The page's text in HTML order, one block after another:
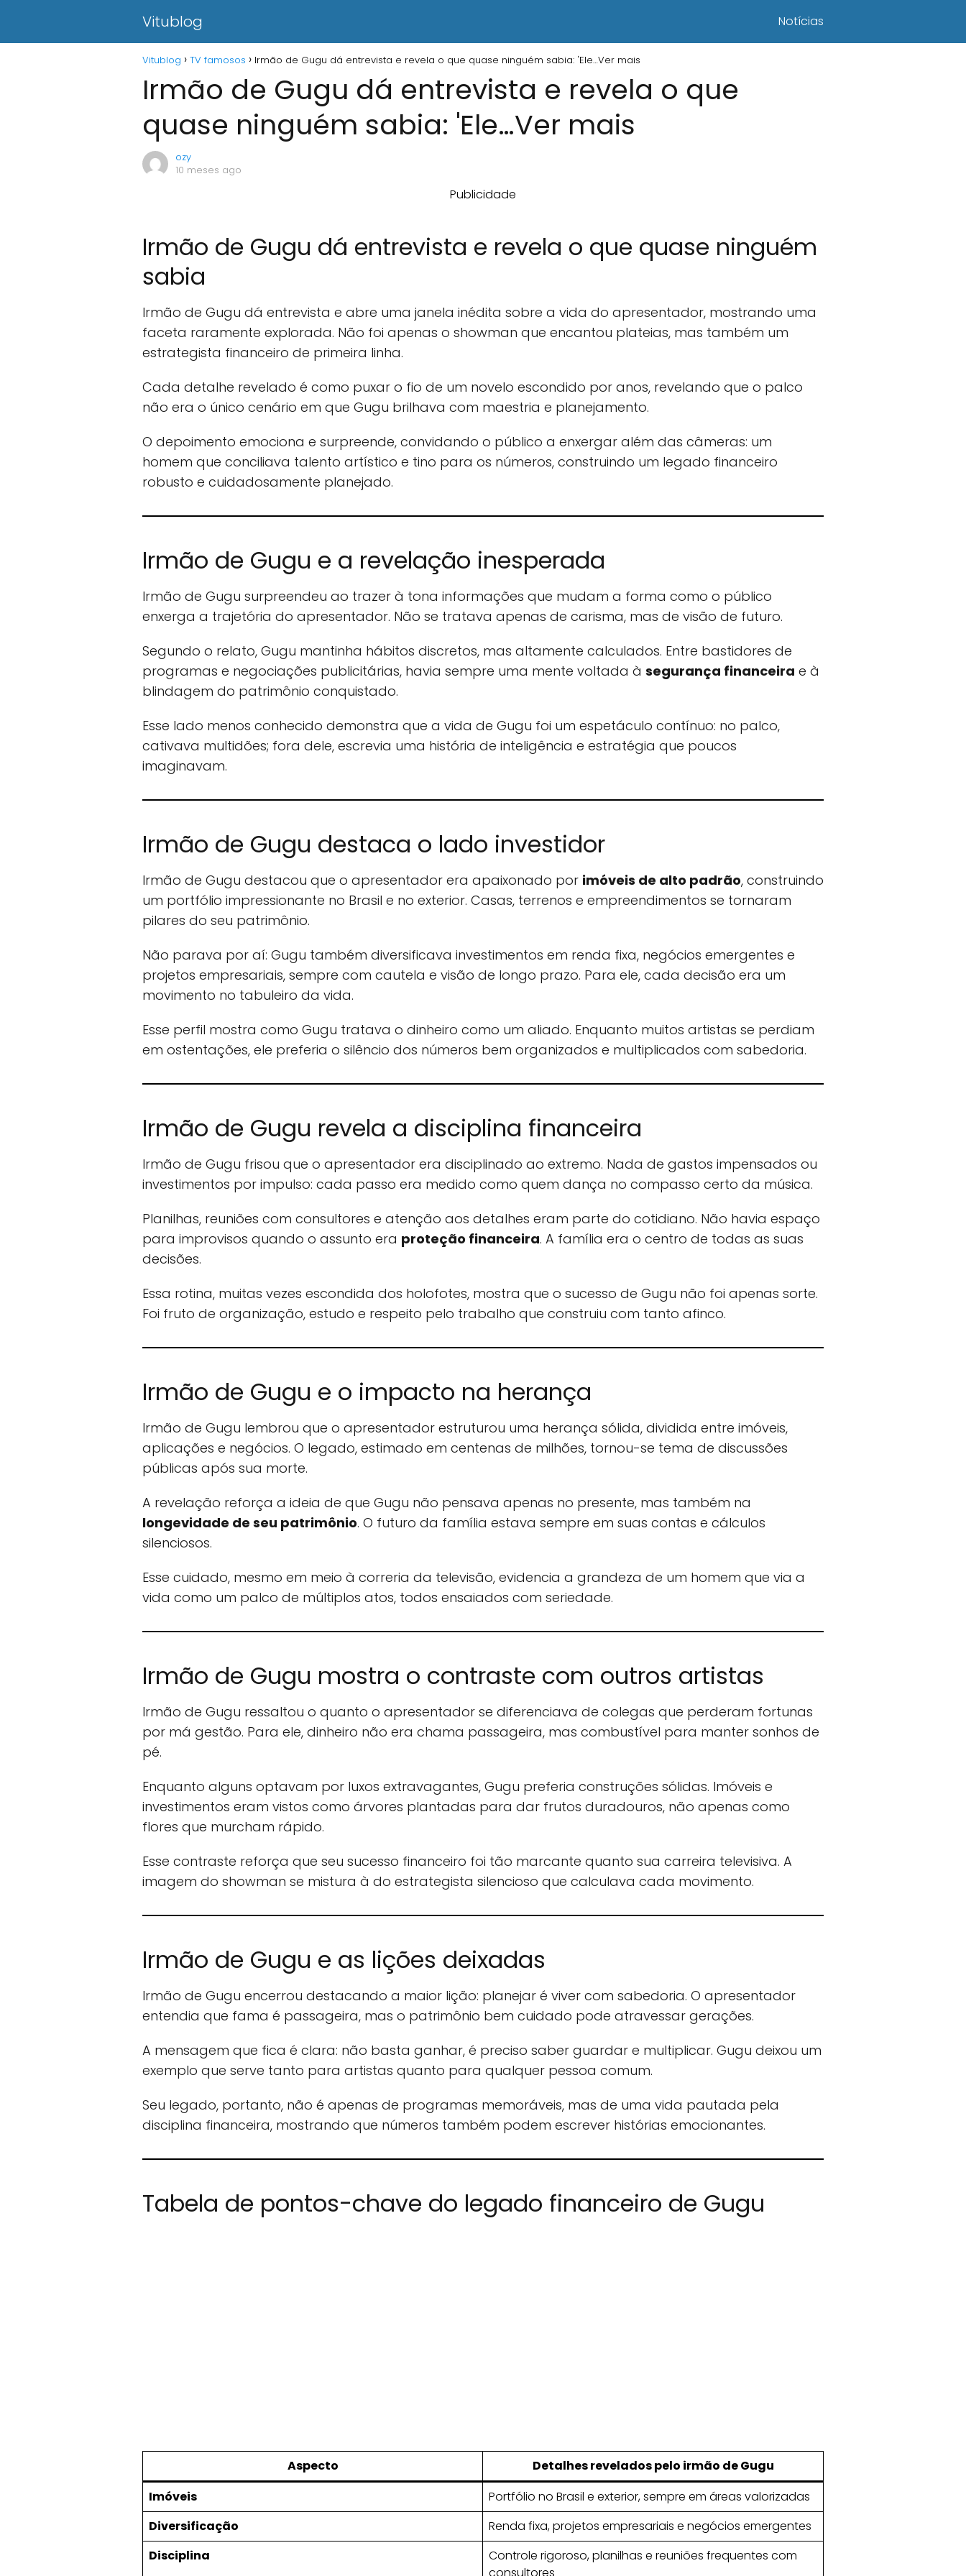
Vitublog Notícias
Vitublog TV famosos Irmão de Gugu dá entrevista e revela o que quase ninguém sabia: 'Ele…Ver mais
Irmão de Gugu dá entrevista e revela o que
quase ninguém sabia: 'Ele…Ver mais
ozy
10 meses ago
Publicidade
Irmão de Gugu dá entrevista e revela o que quase ninguém
sabia
Irmão de Gugu dá entrevista e abre uma janela inédita sobre a vida do apresentador, mostrando uma
faceta raramente explorada. Não foi apenas o showman que encantou plateias, mas também um
estrategista financeiro de primeira linha.
Cada detalhe revelado é como puxar o fio de um novelo escondido por anos, revelando que o palco
não era o único cenário em que Gugu brilhava com maestria e planejamento.
O depoimento emociona e surpreende, convidando o público a enxergar além das câmeras: um
homem que conciliava talento artístico e tino para os números, construindo um legado financeiro
robusto e cuidadosamente planejado.
Irmão de Gugu e a revelação inesperada
Irmão de Gugu surpreendeu ao trazer à tona informações que mudam a forma como o público
enxerga a trajetória do apresentador. Não se tratava apenas de carisma, mas de visão de futuro.
Segundo o relato, Gugu mantinha hábitos discretos, mas altamente calculados. Entre bastidores de
programas e negociações publicitárias, havia sempre uma mente voltada à segurança financeira e à
blindagem do patrimônio conquistado.
Esse lado menos conhecido demonstra que a vida de Gugu foi um espetáculo contínuo: no palco,
cativava multidões; fora dele, escrevia uma história de inteligência e estratégia que poucos
imaginavam.
Irmão de Gugu destaca o lado investidor
Irmão de Gugu destacou que o apresentador era apaixonado por imóveis de alto padrão, construindo
um portfólio impressionante no Brasil e no exterior. Casas, terrenos e empreendimentos se tornaram
pilares do seu patrimônio.
Não parava por aí: Gugu também diversificava investimentos em renda fixa, negócios emergentes e
projetos empresariais, sempre com cautela e visão de longo prazo. Para ele, cada decisão era um
movimento no tabuleiro da vida.
Esse perfil mostra como Gugu tratava o dinheiro como um aliado. Enquanto muitos artistas se perdiam
em ostentações, ele preferia o silêncio dos números bem organizados e multiplicados com sabedoria.
Irmão de Gugu revela a disciplina financeira
Irmão de Gugu frisou que o apresentador era disciplinado ao extremo. Nada de gastos impensados ou
investimentos por impulso: cada passo era medido como quem dança no compasso certo da música.
Planilhas, reuniões com consultores e atenção aos detalhes eram parte do cotidiano. Não havia espaço
para improvisos quando o assunto era proteção financeira. A família era o centro de todas as suas
decisões.
Essa rotina, muitas vezes escondida dos holofotes, mostra que o sucesso de Gugu não foi apenas sorte.
Foi fruto de organização, estudo e respeito pelo trabalho que construiu com tanto afinco.
Irmão de Gugu e o impacto na herança
Irmão de Gugu lembrou que o apresentador estruturou uma herança sólida, dividida entre imóveis,
aplicações e negócios. O legado, estimado em centenas de milhões, tornou-se tema de discussões
públicas após sua morte.
A revelação reforça a ideia de que Gugu não pensava apenas no presente, mas também na
longevidade de seu patrimônio. O futuro da família estava sempre em suas contas e cálculos
silenciosos.
Esse cuidado, mesmo em meio à correria da televisão, evidencia a grandeza de um homem que via a
vida como um palco de múltiplos atos, todos ensaiados com seriedade.
Irmão de Gugu mostra o contraste com outros artistas
Irmão de Gugu ressaltou o quanto o apresentador se diferenciava de colegas que perderam fortunas
por má gestão. Para ele, dinheiro não era chama passageira, mas combustível para manter sonhos de
pé.
Enquanto alguns optavam por luxos extravagantes, Gugu preferia construções sólidas. Imóveis e
investimentos eram vistos como árvores plantadas para dar frutos duradouros, não apenas como
flores que murcham rápido.
Esse contraste reforça que seu sucesso financeiro foi tão marcante quanto sua carreira televisiva. A
imagem do showman se mistura à do estrategista silencioso que calculava cada movimento.
Irmão de Gugu e as lições deixadas
Irmão de Gugu encerrou destacando a maior lição: planejar é viver com sabedoria. O apresentador
entendia que fama é passageira, mas o patrimônio bem cuidado pode atravessar gerações.
A mensagem que fica é clara: não basta ganhar, é preciso saber guardar e multiplicar. Gugu deixou um
exemplo que serve tanto para artistas quanto para qualquer pessoa comum.
Seu legado, portanto, não é apenas de programas memoráveis, mas de uma vida pautada pela
disciplina financeira, mostrando que números também podem escrever histórias emocionantes.
Tabela de pontos-chave do legado financeiro de Gugu
Aspecto
Detalhes revelados pelo irmão de Gugu
Imóveis
Portfólio no Brasil e exterior, sempre em áreas valorizadas
Diversificação
Renda fixa, projetos empresariais e negócios emergentes
Disciplina
Controle rigoroso, planilhas e reuniões frequentes com